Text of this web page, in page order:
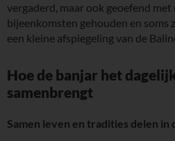
vergaderd, maar ook geoefend
bijeenkomsten gehouden en soms
een kleine afspiegeling van de
Hoe de banjar het
samenbrengt
Samen leven en tradities delen in